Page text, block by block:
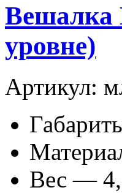
Вешалка
уровне)
Артикул:
Вес —